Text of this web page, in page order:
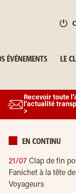
ÉVÉNEMENTS LE
Recevoir toute
l'actualité
>
EN CONTINU
21/07 Clap de fin
Fanichet à la tête
Voyageurs